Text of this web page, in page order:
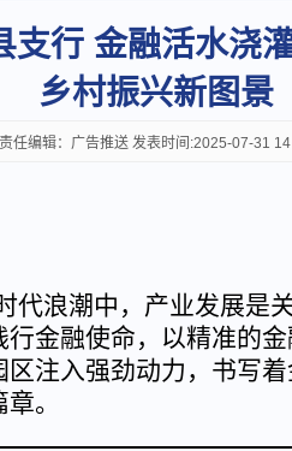
支行 金融活水浇
乡村振兴新图景
任编辑：广告推送 发表时间:2025-07-31
代浪潮中，产业发展是
行金融使命，以精准的
区注入强劲动力，书写
。